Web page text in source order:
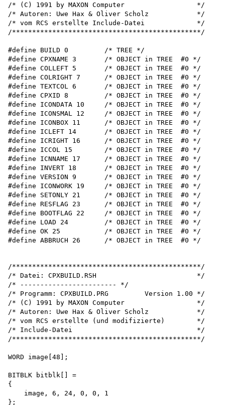
/* (C) 1991 by MAXON Computer                  */
/* Autoren: Uwe Hax & Oliver Scholz            */
/* vom RCS erstellte Include-Datei             */
/***********************************************/
#define BUILD 0         /* TREE */
#define CPXNAME 3       /* OBJECT in TREE  #0 */
#define COLLEFT 5       /* OBJECT in TREE  #0 */
#define COLRIGHT 7      /* OBJECT in TREE  #0 */
#define TEXTCOL 6       /* OBJECT in TREE  #0 */
#define CPXID 8         /* OBJECT in TREE  #0 */
#define ICONDATA 10     /* OBJECT in TREE  #0 */
#define ICONSMAL 12     /* OBJECT in TREE  #0 */
#define ICONBOX 11      /* OBJECT in TREE  #0 */
#define ICLEFT 14       /* OBJECT in TREE  #0 */
#define ICRIGHT 16      /* OBJECT in TREE  #0 */
#define ICCOL 15        /* OBJECT in TREE  #0 */
#define ICNNAME 17      /* OBJECT in TREE  #0 */
#define INVERT 18       /* OBJECT in TREE  #0 */
#define VERSION 9       /* OBJECT in TREE  #0 */
#define ICONWORK 19     /* OBJECT in TREE  #0 */
#define SETONLY 21      /* OBJECT in TREE  #0 */
#define RESFLAG 23      /* OBJECT in TREE  #0 */
#define BOOTFLAG 22     /* OBJECT in TREE  #0 */
#define LOAD 24         /* OBJECT in TREE  #0 */
#define OK 25           /* OBJECT in TREE  #0 */
#define ABBRUCH 26      /* OBJECT in TREE  #0 */
/***********************************************/
/* Datei: CPXBUILD.RSH                         */
/* ------------------------ */
/* Programm: CPXBUILD.PRG         Version 1.00 */
/* (C) 1991 by MAXON Computer                  */
/* Autoren: Uwe Hax & Oliver Scholz            */
/* vom RCS erstellte (und modifizierte)        */
/* Include-Datei                               */
/***********************************************/
WORD image[48];
BITBLK bitblk[] =
{
    image, 6, 24, 0, 0, 1
};